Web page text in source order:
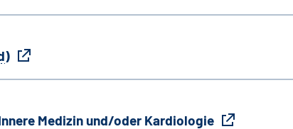
)
Medizin und/oder Kardiologie